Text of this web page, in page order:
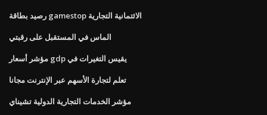
رصيد بطاقة gamestop الائتمانية التجارية
الماس في المستقبل على رقبتي
مؤشر أسعار gdp يقيس التغيرات في
تعلم لتجارة الأسهم عبر الإنترنت مجانا
مؤشر الخدمات التجارية الدولية تشيناي